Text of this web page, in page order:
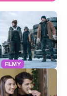
FILMY